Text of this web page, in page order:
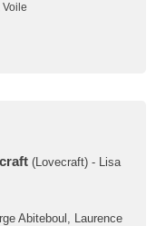
(Lovecraft) - Lisa
Abiteboul, Laurence